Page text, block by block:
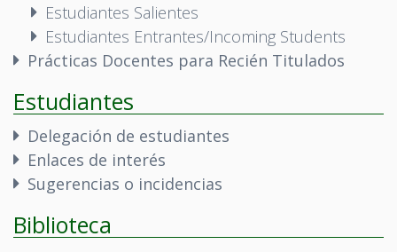
Estudiantes Salientes
Estudiantes Entrantes/Incoming Students
Prácticas Docentes para Recién Titulados
Estudiantes
Delegación de estudiantes
Enlaces de interés
Sugerencias o incidencias
Biblioteca